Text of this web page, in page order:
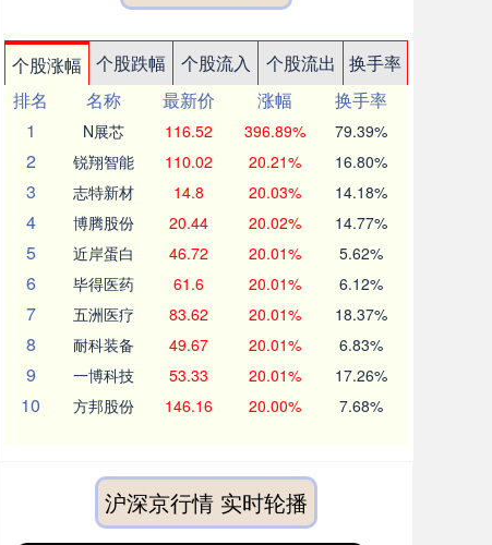
个股涨幅 个股跌幅 个股流入 个股流出
换手率
排名
名称 最新价 涨幅
换手率
1
N展芯 116.52 396.89% 79.39%
2 锐翔智能 110.02 20.21% 16.80%
3 志特新材 14.8 20.03% 14.18%
4 博腾股份 20.44 20.02% 14.77%
5 近岸蛋白 46.72 20.01% 5.62%
6 毕得医药 61.6 20.01% 6.12%
7 五洲医疗 83.62 20.01% 18.37%
8 耐科装备 49.67 20.01% 6.83%
9 一博科技 53.33 20.01% 17.26%
10 方邦股份 146.16 20.00% 7.68%
沪深京行情 实时轮播